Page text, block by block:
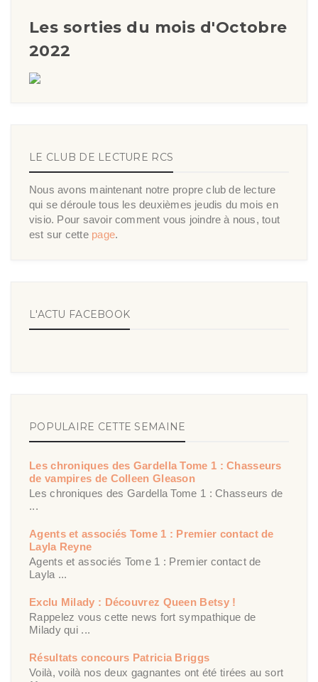
Les sorties du mois d'Octobre
2022
LE CLUB DE LECTURE RCS
Nous avons maintenant notre propre club de lecture
qui se déroule tous les deuxièmes jeudis du mois en
visio. Pour savoir comment vous joindre à nous, tout
est sur cette page.
L'ACTU FACEBOOK
POPULAIRE CETTE SEMAINE
Les chroniques des Gardella Tome 1 : Chasseurs
de vampires de Colleen Gleason
Les chroniques des Gardella Tome 1 : Chasseurs de
...
Agents et associés Tome 1 : Premier contact de
Layla Reyne
Agents et associés Tome 1 : Premier contact de
Layla ...
Exclu Milady : Découvrez Queen Betsy !
Rappelez vous cette news fort sympathique de
Milady qui ...
Résultats concours Patricia Briggs
Voilà, voilà nos deux gagnantes ont été tirées au sort